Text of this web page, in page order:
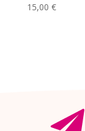
15,00 €